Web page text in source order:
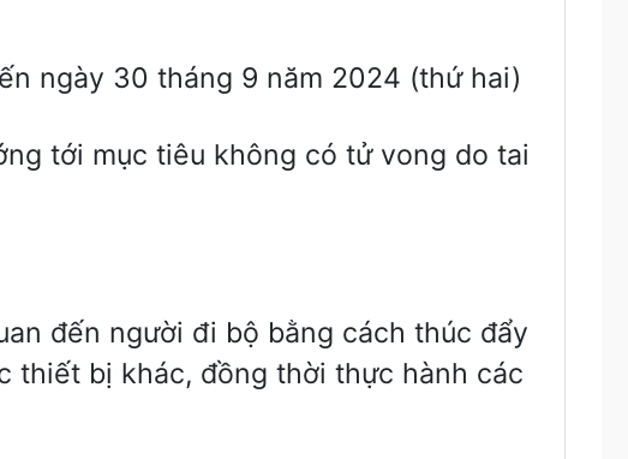
ngày 30 tháng 9 năm 2024 (thứ hai)
tới mục tiêu không có tử vong do tai
đến người đi bộ bằng cách thúc đẩy
thiết bị khác, đồng thời thực hành các